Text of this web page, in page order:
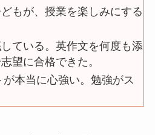
もが、授業を楽しみにする
ている。英作文を何度も添
望に合格できた。
本当に心強い。勉強がス